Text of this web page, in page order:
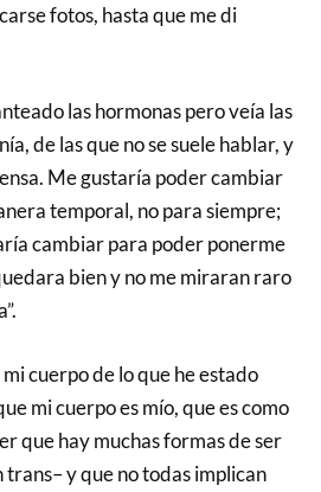
fotos, hasta que me di
las hormonas pero veía las
de las que no se suele hablar, y
Me gustaría poder cambiar
temporal, no para siempre;
cambiar para poder ponerme
bien y no me miraran raro
cuerpo de lo que he estado
mi cuerpo es mío, que es como
que hay muchas formas de ser
y que no todas implican